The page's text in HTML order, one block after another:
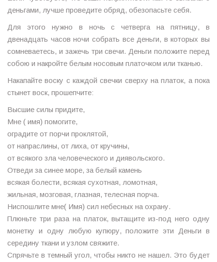
деньгами, лучше проведите обряд, обезопасьте себя.
Для этого нужно в ночь с четверга на пятницу, в
двенадцать часов ночи собрать все деньги, в которых вы
сомневаетесь, и зажечь три свечи. Деньги положите перед
собою и накройте белым носовым платочком или тканью.
Накапайте воску с каждой свечки сверху на платок, а пока
стынет воск, прошепчите:
Высшие силы придите,
Мне ( имя) помогите,
оградите от порчи проклятой,
от напраслины, от лиха, от кручины,
от всякого зла человеческого и диявольского.
Отведи за синее море, за белый камень
всякая болести, всякая сухотная, ломотная,
жильная, мозговая, глазная, телесная порча.
Ниспошлите мне( Имя) сил небесных на охрану.
Плюньте три раза на платок, вытащите из-под него одну
монетку и одну любую купюру, положите эти Деньги в
середину ткани и узлом свяжите.
Спрячьте в темный угол, чтобы никто не нашел. Это будет